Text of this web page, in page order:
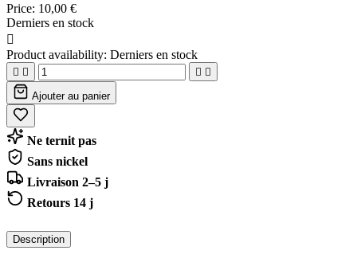
Price: 10,00 €
Derniers en stock

Product availability: Derniers en stock
   
Ajouter au panier
Ne ternit pas
Sans nickel
Livraison 2–5 j
Retours 14 j
Description